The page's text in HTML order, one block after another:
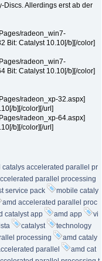
Discs. Allerdings erst ab der
radeon_win7-
Bit: Catalyst 10.10[/b][/color]
radeon_win7-
Bit: Catalyst 10.10[/b][/color]
radeon_xp-32.aspx]
b][/color][/url]
radeon_xp-64.aspx]
b][/color][/url]
catalys accelerated parallel pr
parallel processing
service pack
mobile cataly
amd accelerated parallel proc
catalyst app amd app
vi
catalyst
technology
processing
amd cataly
parallel
amd cat